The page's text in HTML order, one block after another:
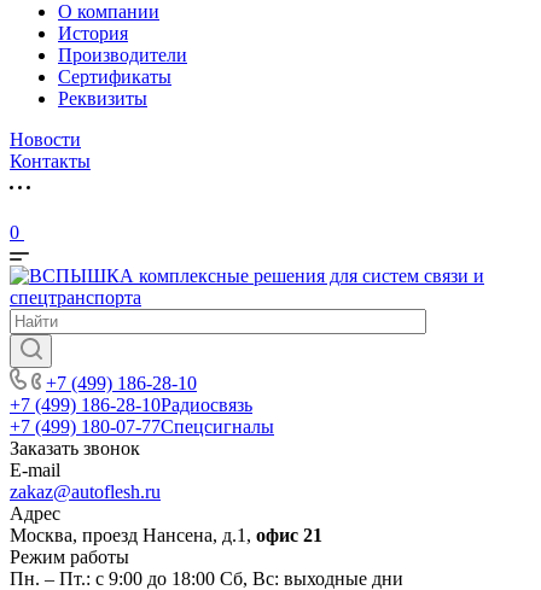
О компании
История
Производители
Сертификаты
Реквизиты
Новости
Контакты
0
+7 (499) 186-28-10
+7 (499) 186-28-10Радиосвязь
+7 (499) 180-07-77Спецсигналы
Заказать звонок
E-mail
zakaz@autoflesh.ru
Адрес
Москва, проезд Нансена, д.1, офис 21
Режим работы
Пн. – Пт.: с 9:00 до 18:00 Cб, Вс: выходные дни